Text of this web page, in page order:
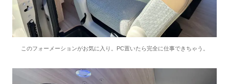
このフォーメーションがお気に入り。PC置いたら完全に仕事できちゃう。